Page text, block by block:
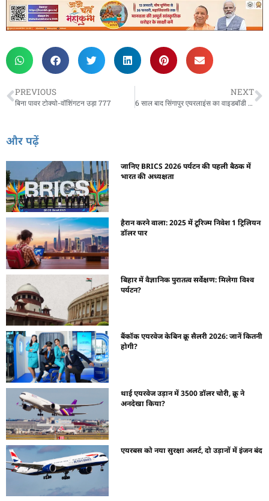
PREVIOUS
बिना पावर टोक्यो-वॉशिंगटन उड़ा 777
NEXT
6 साल बाद सिंगापुर एयरलाइंस का वाइडबॉडी बेड़ा कटा क्यों?
और पढ़ें
जानिए BRICS 2026 पर्यटन की पहली बैठक में
भारत की अध्यक्षता
हैरान करने वाला: 2025 में टूरिज्म निवेश 1 ट्रिलियन
डॉलर पार
बिहार में वैज्ञानिक पुरातत्व सर्वेक्षण: मिलेगा विश्व
पर्यटन?
बैंकॉक एयरवेज केबिन क्रू सैलरी 2026: जानें कितनी
होगी?
थाई एयरवेज उड़ान में 3500 डॉलर चोरी, क्रू ने
अनदेखा किया?
एयरबस को नया सुरक्षा अलर्ट, दो उड़ानों में इंजन बंद